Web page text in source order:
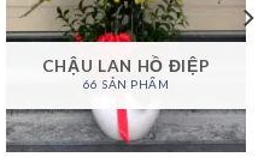
CHẬU LAN HỒ ĐIỆP
66 SẢN PHẨM